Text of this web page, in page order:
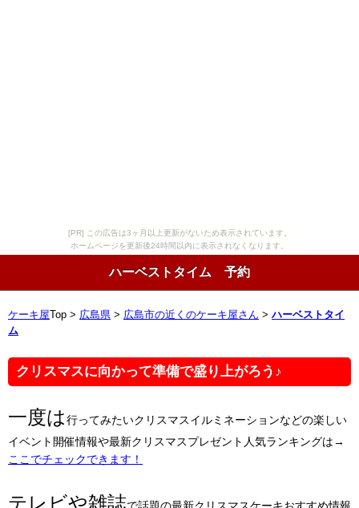
[PR] この広告は3ヶ月以上更新がないため表示されています。
ホームページを更新後24時間以内に表示されなくなります。
ハーベストタイム 予約
ケーキ屋 Top > 広島県 > 広島市の近くのケーキ屋さん > ハーベストタイ
ム
クリスマスに向かって準備で盛り上がろう♪
一度は行ってみたいクリスマスイルミネーションなどの楽しい
イベント開催情報や最新クリスマスプレゼント人気ランキングは→
ここでチェックできます！
テレビや雑誌